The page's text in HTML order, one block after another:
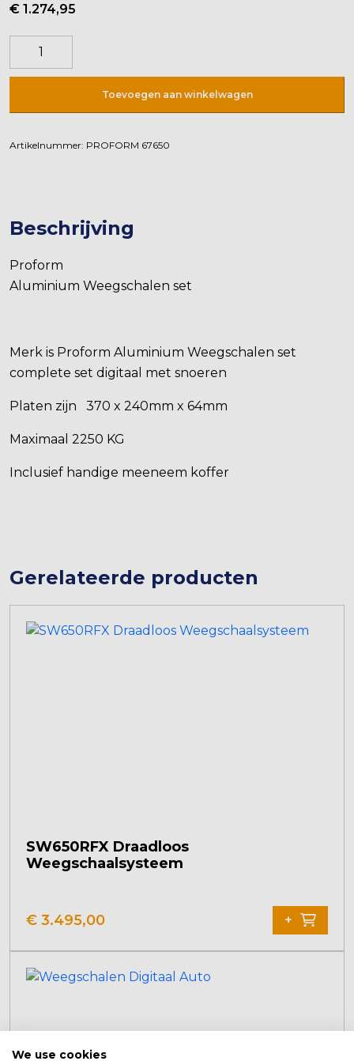
€ 1.274,95
Weegschalen
aantal
Toevoegen aan winkelwagen
Artikelnummer: PROFORM 67650
Beschrijving
Proform
Aluminium Weegschalen set
Merk is Proform Aluminium Weegschalen set
complete set digitaal met snoeren
Platen zijn 370 x 240mm x 64mm
Maximaal 2250 KG
Inclusief handige meeneem koffer
Gerelateerde producten
SW650RFX Draadloos
Weegschaalsysteem
€ 3.495,00 +
We use cookies